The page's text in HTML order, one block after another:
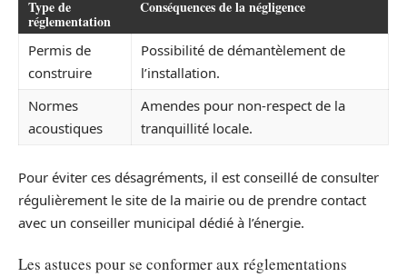
Type de
réglementation
Conséquences de la négligence
Permis de
construire
Possibilité de démantèlement de
l’installation.
Normes
acoustiques
Amendes pour non-respect de la
tranquillité locale.
Pour éviter ces désagréments, il est conseillé de consulter
régulièrement le site de la mairie ou de prendre contact
avec un conseiller municipal dédié à l’énergie.
Les astuces pour se conformer aux réglementations